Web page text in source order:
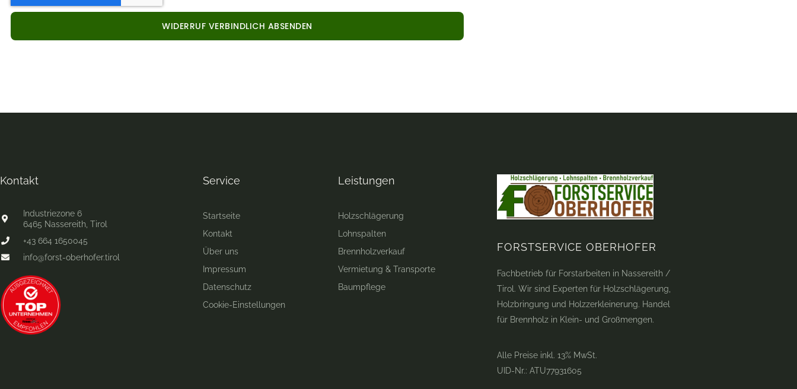
WIDERRUF VERBINDLICH ABSENDEN
Kontakt
Industriezone 6
6465 Nassereith, Tirol
+43 664 1650045
info@forst-oberhofer.tirol
Service
Startseite
Kontakt
Über uns
Impressum
Datenschutz
Cookie-Einstellungen
Leistungen
Holzschlägerung
Lohnspalten
Brennholzverkauf
Vermietung & Transporte
Baumpflege
FORSTSERVICE OBERHOFER
Fachbetrieb für Forstarbeiten in Nassereith /
Tirol. Wir sind Experten für Holzschlägerung,
Holzbringung und Holzzerkleinerung. Handel
für Brennholz in Klein- und Großmengen.
Alle Preise inkl. 13% MwSt.
UID-Nr.: ATU77931605